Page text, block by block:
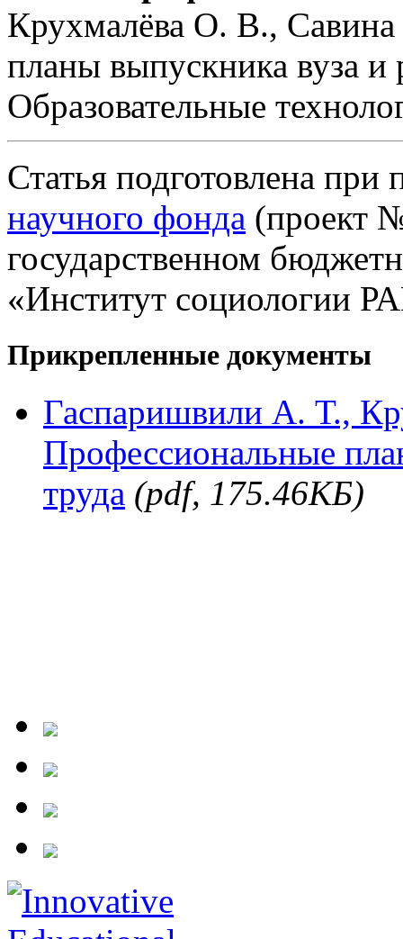
Крухмалёва О. В.,
планы выпускника вуза и
Образовательные
Статья подготовлена
научного фонда (проект
государственном
«Институт социологии
Прикрепленные документы
Гаспаришвили А. Т.,
Профессиональные
труда (pdf, 175.46КБ)